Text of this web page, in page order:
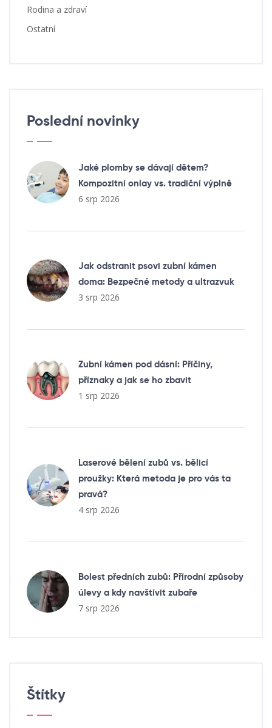
Rodina a zdraví
Ostatní
Poslední novinky
Jaké plomby se dávají dětem?
Kompozitní onlay vs. tradiční výplně
6 srp 2026
Jak odstranit psovi zubní kámen
doma: Bezpečné metody a ultrazvuk
3 srp 2026
Zubní kámen pod dásní: Příčiny,
příznaky a jak se ho zbavit
1 srp 2026
Laserové bělení zubů vs. bělicí
proužky: Která metoda je pro vás ta
pravá?
4 srp 2026
Bolest předních zubů: Přírodní způsoby
úlevy a kdy navštívit zubaře
7 srp 2026
Štítky